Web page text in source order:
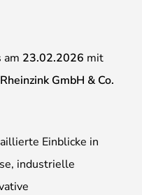
am 23.02.2026 mit
Rheinzink GmbH & Co.
Einblicke in
industrielle